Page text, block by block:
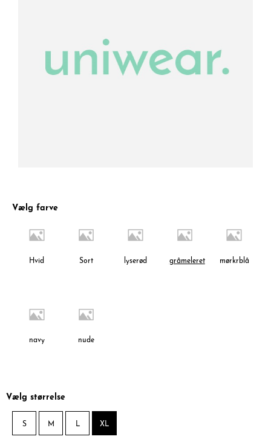
Vælg farve
Hvid Sort lyserød gråmeleret mørkrblå
navy nude
Vælg størrelse
S M L XL